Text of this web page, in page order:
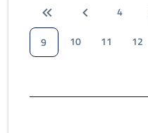
4
9
10 11 12